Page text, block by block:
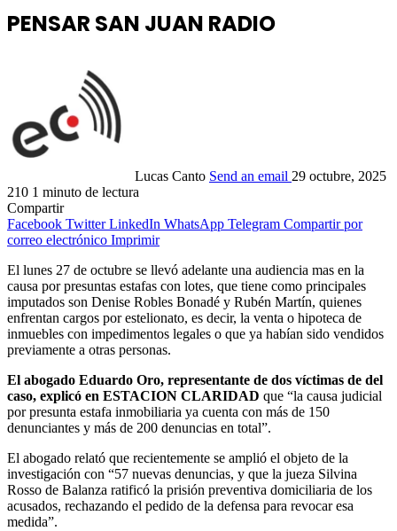
PENSAR SAN JUAN RADIO
Lucas Canto Send an email 29 octubre, 2025
210 1 minuto de lectura
Compartir
Facebook Twitter LinkedIn WhatsApp Telegram Compartir por
correo electrónico Imprimir
El lunes 27 de octubre se llevó adelante una audiencia mas en la
causa por presuntas estafas con lotes, que tiene como principales
imputados son Denise Robles Bonadé y Rubén Martín, quienes
enfrentan cargos por estelionato, es decir, la venta o hipoteca de
inmuebles con impedimentos legales o que ya habían sido vendidos
previamente a otras personas.
El abogado Eduardo Oro, representante de dos víctimas de del
caso, explicó en ESTACION CLARIDAD que “la causa judicial
por presunta estafa inmobiliaria ya cuenta con más de 150
denunciantes y más de 200 denuncias en total”.
El abogado relató que recientemente se amplió el objeto de la
investigación con “57 nuevas denuncias, y que la jueza Silvina
Rosso de Balanza ratificó la prisión preventiva domiciliaria de los
acusados, rechazando el pedido de la defensa para revocar esa
medida”.